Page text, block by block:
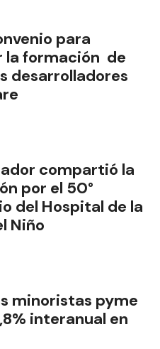
para
la formación de
desarrolladores
compartió la
por el 50°
del Hospital de la
Niño
minoristas pyme
interanual en